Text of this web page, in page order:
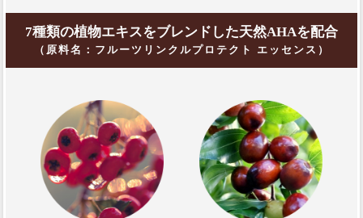
7種類の植物エキスをブレンドした天然AHAを配合
（原料名：フルーツリンクルプロテクト エッセンス）